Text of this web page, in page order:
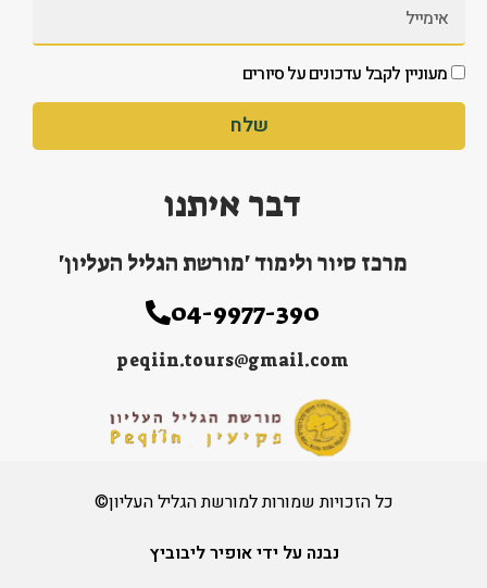
מעוניין לקבל עדכונים על סיורים
שלח
דבר איתנו
מרכז סיור ולימוד 'מורשת הגליל העליון'
04-9977-390
peqiin.tours@gmail.com
כל הזכויות שמורות למורשת הגליל העליון©
נבנה על ידי אופיר ליבוביץ